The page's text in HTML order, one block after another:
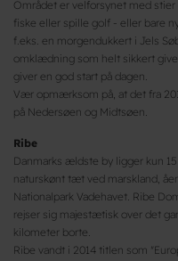
Området er velforsynet med stier
fiske eller spille golf - eller bare
f.eks. en morgendukkert i Jels
omklædning som helt sikkert
giver en god start på dagen.
Vær opmærksom på, at det fra
på Nedersøen og Midtsøen.
Ribe
Danmarks ældste by ligger kun
naturskønt tæt ved marskland,
Nationalpark Vadehavet. Ribe
rejser sig majestætisk over det
kilometer borte.
Ribe vandt i 2014 titlen som